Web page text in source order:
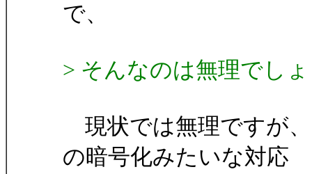
で、
> そんなのは無理でし
現状では無理ですが
の暗号化みたいな対応